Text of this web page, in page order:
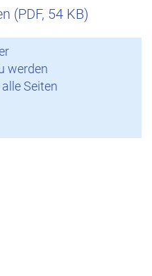
(PDF, 54 KB)
werden
Seiten